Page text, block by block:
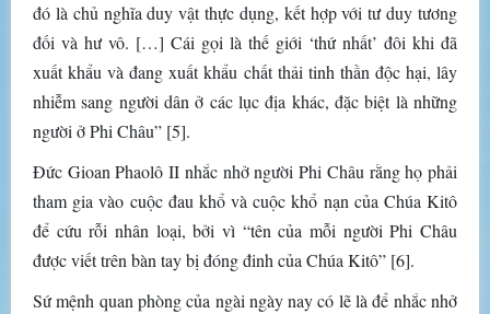
đó là chủ nghĩa duy vật thực dụng, kết hợp với tư duy tương
đối và hư vô. […] Cái gọi là thế giới ‘thứ nhất’ đôi khi đã
xuất khẩu và đang xuất khẩu chất thải tinh thần độc hại, lây
nhiễm sang người dân ở các lục địa khác, đặc biệt là những
người ở Phi Châu” [5].
Đức Gioan Phaolô II nhắc nhở người Phi Châu rằng họ phải
tham gia vào cuộc đau khổ và cuộc khổ nạn của Chúa Kitô
để cứu rỗi nhân loại, bởi vì “tên của mỗi người Phi Châu
được viết trên bàn tay bị đóng đinh của Chúa Kitô” [6].
Sứ mệnh quan phòng của ngài ngày nay có lẽ là để nhắc nhở